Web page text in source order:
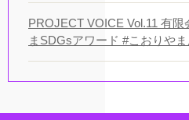
PROJECT VOICE Vol.11 有
まSDGsアワード #こおりや